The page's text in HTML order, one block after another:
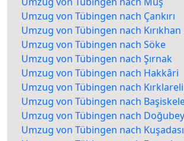
Umzug von Tübingen nach Çankırı
Umzug von Tübingen nach Kırıkhan
Umzug von Tübingen nach Söke
Umzug von Tübingen nach Şırnak
Umzug von Tübingen nach Hakkâri
Umzug von Tübingen nach Kırklareli
Umzug von Tübingen nach
Umzug von Tübingen nach
Umzug von Tübingen nach Kuşadası